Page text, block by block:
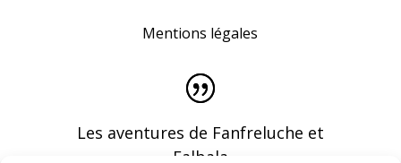
Mentions légales
Les aventures de Fanfreluche et
Falbala